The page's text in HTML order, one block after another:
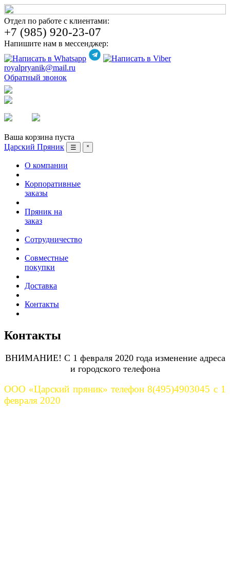
Отдел по работе с клиентами:
+7 (985) 920-23-07
Напишите нам в мессенджер:
royalpryanik@mail.ru
Обратный звонок
Ваша корзина пуста
Царский Пряник
☰ ˟
О компании
Корпоративные
заказы
Пряник на
заказ
Сотрудничество
Совместные
покупки
Доставка
Контакты
Контакты
ВНИМАНИЕ! С 1 февраля 2020 года изменение адреса
и городского телефона
ООО «Царский пряник» телефон 8(495)4903045 с 1
февраля 2020